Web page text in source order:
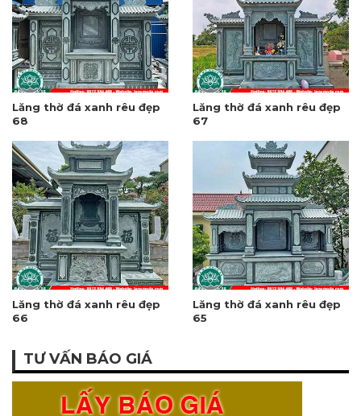
Lăng thờ đá xanh rêu đẹp
68
Lăng thờ đá xanh rêu đẹp
67
Lăng thờ đá xanh rêu đẹp
66
Lăng thờ đá xanh rêu đẹp
65
TƯ VẤN BÁO GIÁ